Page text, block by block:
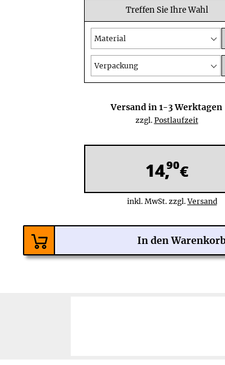
Treffen Sie Ihre Wahl
Material
Verpackung
Versand in1-3Werktagen
zzgl. Postlaufzeit
14,90€
inkl. MwSt. zzgl.Versand